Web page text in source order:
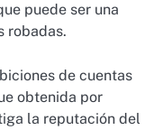
puede ser una
robadas.
de cuentas
obtenida por
la reputación del